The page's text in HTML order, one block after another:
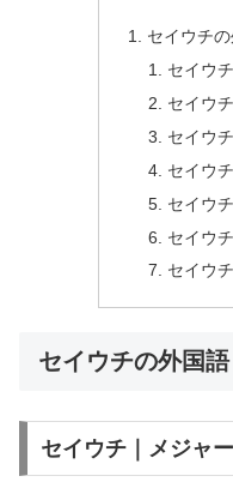
セイウチ
セイウ
セイウ
セイウ
セイウ
セイウ
セイウ
セイウ
セイウチの外国
セイウチ｜メジャ